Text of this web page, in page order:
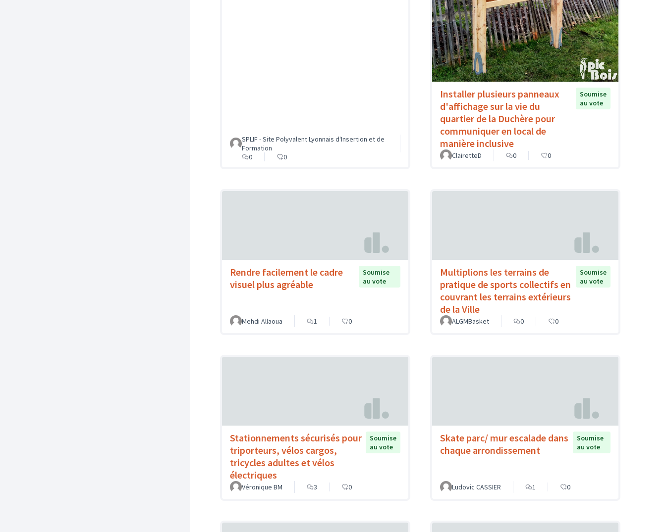
SPLIF - Site Polyvalent Lyonnais d'Insertion et de
Formation
0
0
Installer plusieurs panneaux
d'affichage sur la vie du
quartier de la Duchère pour
communiquer en local de
manière inclusive
Soumise
au vote
ClairetteD 0 0
Rendre facilement le cadre
visuel plus agréable
Soumise
au vote
Mehdi Allaoua 1 0
Multiplions les terrains de
pratique de sports collectifs en
couvrant les terrains extérieurs
de la Ville
Soumise
au vote
ALGMBasket 0 0
Stationnements sécurisés pour
triporteurs, vélos cargos,
tricycles adultes et vélos
électriques
Soumise
au vote
Véronique BM 3 0
Skate parc/ mur escalade dans
chaque arrondissement
Soumise
au vote
Ludovic CASSIER 1 0